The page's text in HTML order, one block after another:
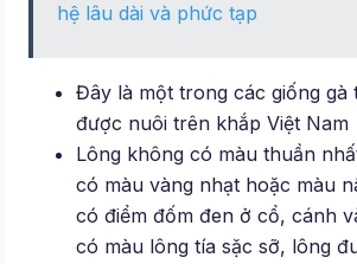
hệ lâu dài và phức tạp
Đây là một trong các giống gà
được nuôi trên khắp Việt Nam
Lông không có màu thuần
có màu vàng nhạt hoặc màu
có điểm đốm đen ở cổ, cánh
có màu lông tía sặc sỡ, lông